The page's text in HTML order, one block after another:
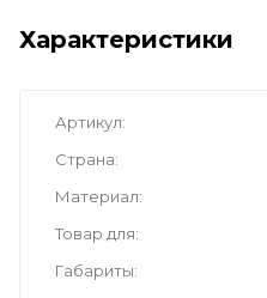
Характеристики
Артикул
Страна
Материал
Товар для
Габариты